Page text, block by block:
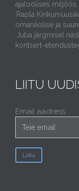
ajaloolises miljöös.
Rapla
omanäolise ja
Juba järgmisel
kontsert-
LIITU
Email aadress: